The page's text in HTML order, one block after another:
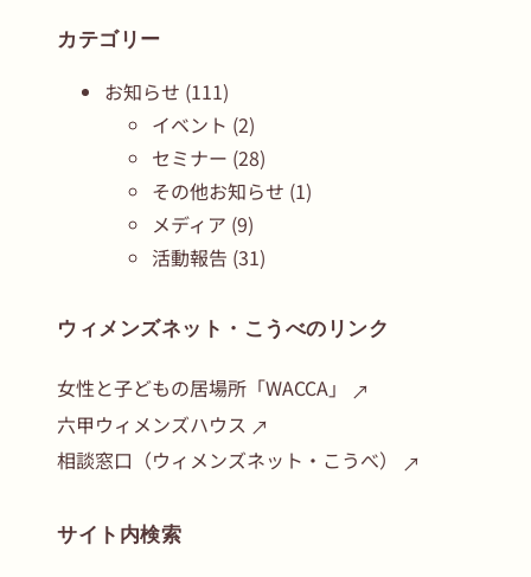
カテゴリー
お知らせ (111)
イベント (2)
セミナー (28)
その他お知らせ (1)
メディア (9)
活動報告 (31)
ウィメンズネット・こうべのリンク
女性と子どもの居場所「WACCA」
六甲ウィメンズハウス
相談窓口（ウィメンズネット・こうべ）
サイト内検索